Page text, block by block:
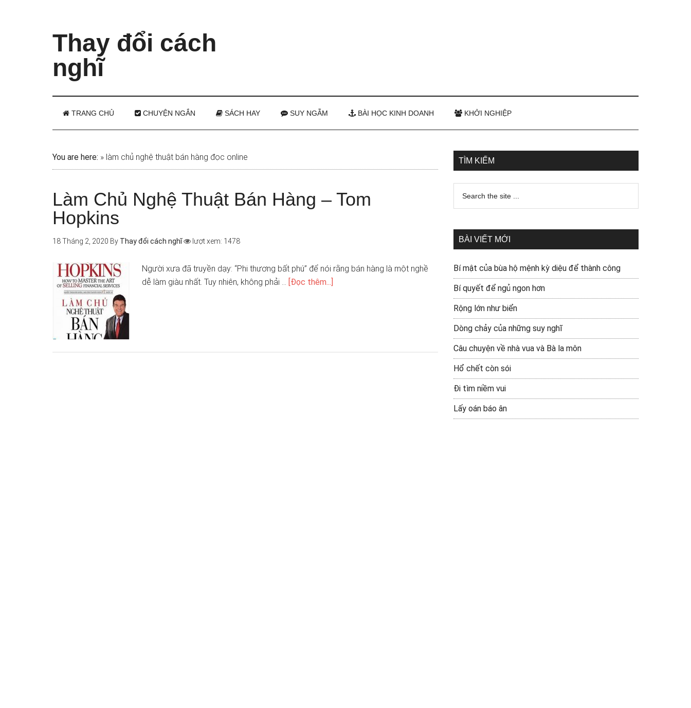
Thay đổi cách
nghĩ
TRANG CHỦ CHUYỆN NGẮN SÁCH HAY SUY NGẪM BÀI HỌC KINH DOANH KHỞI NGHIỆP
You are here: » làm chủ nghệ thuật bán hàng đọc online
Làm Chủ Nghệ Thuật Bán Hàng – Tom
Hopkins
18 Tháng 2, 2020 By Thay đổi cách nghĩ lượt xem: 1478
Người xưa đã truyền dạy: “Phi thương bất phú” để nói rằng bán hàng là một nghề
dễ làm giàu nhất. Tuy nhiên, không phải … [Đọc thêm...]
TÌM KIẾM
BÀI VIẾT MỚI
Bí mật của bùa hộ mệnh kỳ diệu để thành công
Bí quyết để ngủ ngon hơn
Rộng lớn như biển
Dòng chảy của những suy nghĩ
Câu chuyện về nhà vua và Bà la môn
Hổ chết còn sói
Đi tìm niềm vui
Lấy oán báo ân